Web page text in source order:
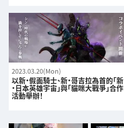
2023.03.20(Mon)
以新·假面騎士、新·哥吉拉為首的「新
·日本英雄宇宙」與「貓咪大戰爭」合作
活動舉辦！